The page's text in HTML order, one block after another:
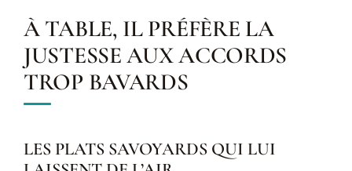
À TABLE, IL PRÉFÈRE LA
JUSTESSE AUX ACCORDS
TROP BAVARDS
LES PLATS SAVOYARDS QUI LUI